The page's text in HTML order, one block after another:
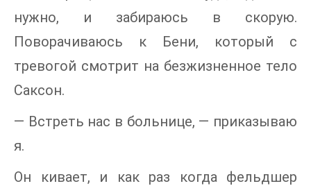
нужно, и забираюсь в скорую.
Поворачиваюсь к Бени, который с
тревогой смотрит на безжизненное тело
Саксон.
— Встреть нас в больнице, — приказываю
я.
Он кивает, и как раз когда фельдшер